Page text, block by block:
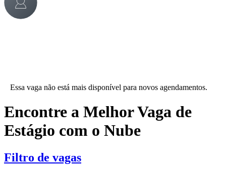
Essa vaga não está mais disponível para novos agendamentos.
Encontre a Melhor Vaga de
Estágio com o Nube
Filtro de vagas